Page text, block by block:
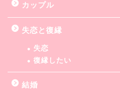
カップル
失恋と復縁
失恋
復縁したい
結婚